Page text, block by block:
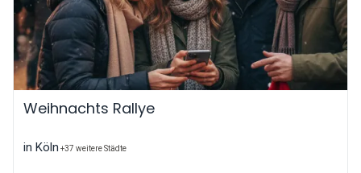
Weihnachts Rallye
in Köln +37 weitere Städte